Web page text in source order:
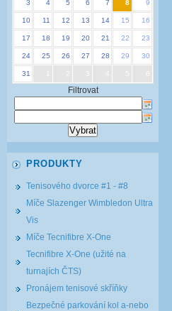
3 4 5 6 7 8 9
10 11 12 13 14 15 16
17 18 19 20 21 22 23
24 25 26 27 28 29 30
31 3 5
Filtrovat
PRODUKTY
Tenisového dvorce #1 - #8
Míče Slazenger Wimbledon Ultra
Vis
Míče Tecnifibre X-One
Tecnifibre X-One (užité na
turnajích ČTS)
Pronájem tenisové skříňky
Bezpečné parkování kol a-nebo